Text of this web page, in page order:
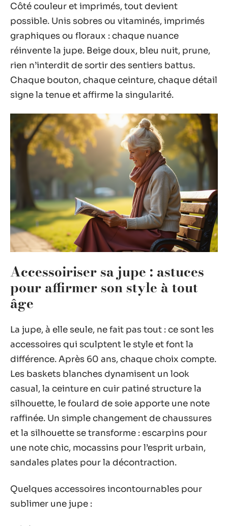
Côté couleur et imprimés, tout devient
possible. Unis sobres ou vitaminés, imprimés
graphiques ou floraux : chaque nuance
réinvente la jupe. Beige doux, bleu nuit, prune,
rien n’interdit de sortir des sentiers battus.
Chaque bouton, chaque ceinture, chaque détail
signe la tenue et affirme la singularité.
Accessoiriser sa jupe : astuces
pour affirmer son style à tout
âge
La jupe, à elle seule, ne fait pas tout : ce sont les
accessoires qui sculptent le style et font la
différence. Après 60 ans, chaque choix compte.
Les baskets blanches dynamisent un look
casual, la ceinture en cuir patiné structure la
silhouette, le foulard de soie apporte une note
raffinée. Un simple changement de chaussures
et la silhouette se transforme : escarpins pour
une note chic, mocassins pour l’esprit urbain,
sandales plates pour la décontraction.
Quelques accessoires incontournables pour
sublimer une jupe :